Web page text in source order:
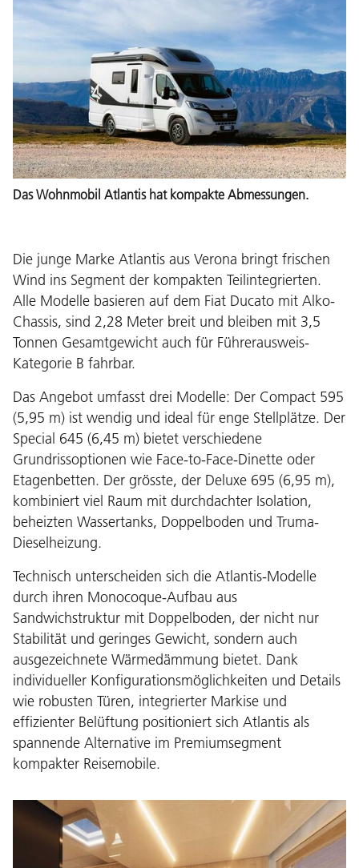
Das Wohnmobil Atlantis hat kompakte Abmessungen.
Die junge Marke Atlantis aus Verona bringt frischen
Wind ins Segment der kompakten Teilintegrierten.
Alle Modelle basieren auf dem Fiat Ducato mit Alko-
Chassis, sind 2,28 Meter breit und bleiben mit 3,5
Tonnen Gesamtgewicht auch für Führerausweis-
Kategorie B fahrbar.
Das Angebot umfasst drei Modelle: Der Compact 595
(5,95 m) ist wendig und ideal für enge Stellplätze. Der
Special 645 (6,45 m) bietet verschiedene
Grundrissoptionen wie Face-to-Face-Dinette oder
Etagenbetten. Der grösste, der Deluxe 695 (6,95 m),
kombiniert viel Raum mit durchdachter Isolation,
beheizten Wassertanks, Doppelboden und Truma-
Dieselheizung.
Technisch unterscheiden sich die Atlantis-Modelle
durch ihren Monocoque-Aufbau aus
Sandwichstruktur mit Doppelboden, der nicht nur
Stabilität und geringes Gewicht, sondern auch
ausgezeichnete Wärmedämmung bietet. Dank
individueller Konfigurationsmöglichkeiten und Details
wie robusten Türen, integrierter Markise und
effizienter Belüftung positioniert sich Atlantis als
spannende Alternative im Premiumsegment
kompakter Reisemobile.